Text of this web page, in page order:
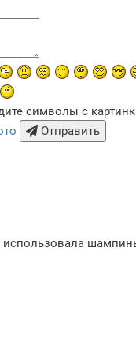
символы с
Отправить
использовала